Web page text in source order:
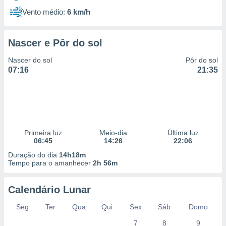
Vento médio: 6 km/h
Nascer e Pôr do sol
Nascer do sol
07:16
Pôr do sol
21:35
Primeira luz
06:45
Meio-dia
14:26
Última luz
22:06
Duração do dia 14h18m
Tempo para o amanhecer 2h 56m
Calendário Lunar
Seg Ter Qua Qui Sex Sáb
Domo
7
8 9